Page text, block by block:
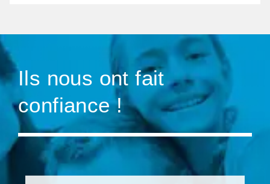
Ils nous ont fait
confiance !